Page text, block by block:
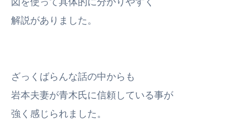
解説がありました。
ざっくばらんな話の中からも
岩本夫妻が青木氏に信頼している事が
強く感じられました。